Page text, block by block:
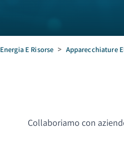
Energia E Risorse > Apparecchiature
Collaboriamo con